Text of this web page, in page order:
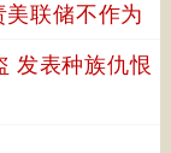
美联储不作为
发表种族仇恨